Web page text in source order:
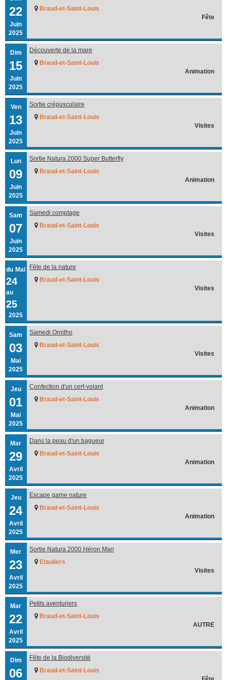
22
Juin
2025
Braud-et-Saint-Louis
Fête
Dim
15
Juin
2025
Découverte de la mare
Braud-et-Saint-Louis
Animation
Ven
13
Juin
2025
Sortie crépusculaire
Braud-et-Saint-Louis
Visites
Lun
09
Juin
2025
Sortie Natura 2000 Super Butterfly
Braud-et-Saint-Louis
Animation
Sam
07
Juin
2025
Samedi comptage
Braud-et-Saint-Louis
Visites
du
24
au
25
Mai
2025
Fête de la nature
Braud-et-Saint-Louis
Visites
Sam
03
Mai
2025
Samedi Ornitho
Braud-et-Saint-Louis
Visites
Jeu
01
Mai
2025
Confection d'un cerf-volant
Braud-et-Saint-Louis
Animation
Mar
29
Avril
2025
Dans la peau d'un bagueur
Braud-et-Saint-Louis
Animation
Jeu
24
Avril
2025
Escape game nature
Braud-et-Saint-Louis
Animation
Mer
23
Avril
2025
Sortie Natura 2000 Héron Man
Etauliers
Visites
Mar
22
Avril
2025
Petits aventuriers
Braud-et-Saint-Louis
AUTRE
Dim
06
Fête de la Biodiversité
Braud-et-Saint-Louis